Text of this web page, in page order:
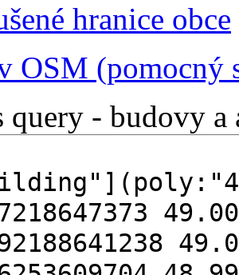
hranice obce
OSM (pomocný
query - budovy a